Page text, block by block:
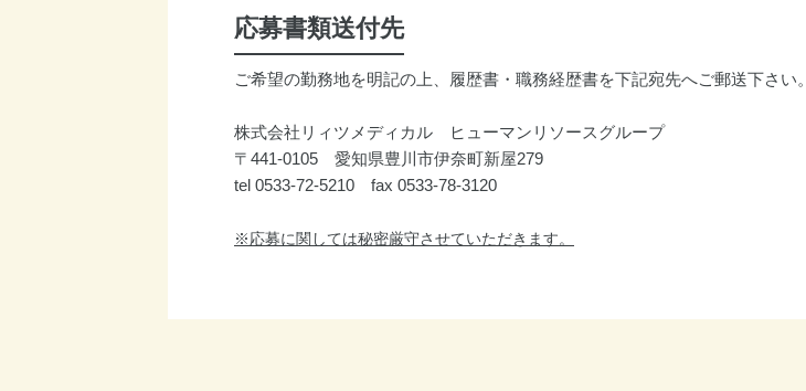
応募書類送付先
ご希望の勤務地を明記の上、履歴書・職務経歴書を下記宛先へご郵送下さい。
株式会社リィツメディカル ヒューマンリソースグループ
〒441-0105 愛知県豊川市伊奈町新屋279
tel 0533-72-5210 fax 0533-78-3120
※応募に関しては秘密厳守させていただきます。